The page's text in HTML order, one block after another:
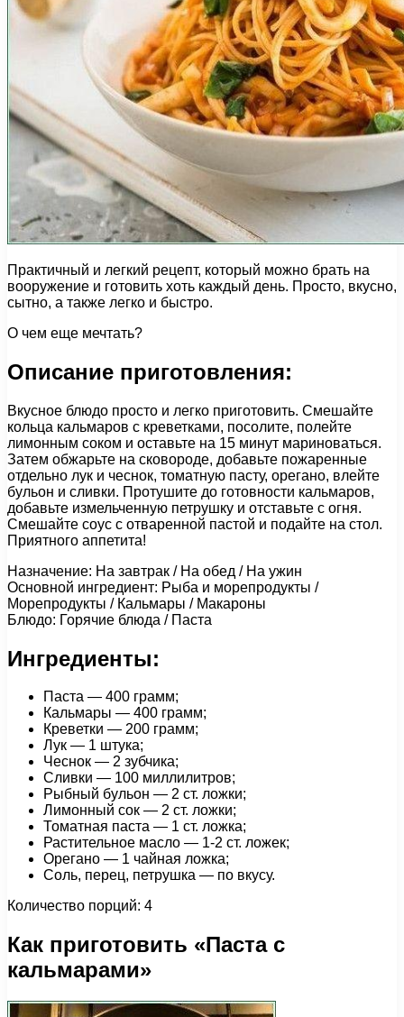
Практичный и легкий рецепт, который можно брать на
вооружение и готовить хоть каждый день. Просто, вкусно,
сытно, а также легко и быстро.
О чем еще мечтать?
Описание приготовления:
Вкусное блюдо просто и легко приготовить. Смешайте
кольца кальмаров с креветками, посолите, полейте
лимонным соком и оставьте на 15 минут мариноваться.
Затем обжарьте на сковороде, добавьте пожаренные
отдельно лук и чеснок, томатную пасту, орегано, влейте
бульон и сливки. Протушите до готовности кальмаров,
добавьте измельченную петрушку и отставьте с огня.
Смешайте соус с отваренной пастой и подайте на стол.
Приятного аппетита!
Назначение: На завтрак / На обед / На ужин
Основной ингредиент: Рыба и морепродукты /
Морепродукты / Кальмары / Макароны
Блюдо: Горячие блюда / Паста
Ингредиенты:
Паста — 400 грамм;
Кальмары — 400 грамм;
Креветки — 200 грамм;
Лук — 1 штука;
Чеснок — 2 зубчика;
Сливки — 100 миллилитров;
Рыбный бульон — 2 ст. ложки;
Лимонный сок — 2 ст. ложки;
Томатная паста — 1 ст. ложка;
Растительное масло — 1-2 ст. ложек;
Орегано — 1 чайная ложка;
Соль, перец, петрушка — по вкусу.
Количество порций: 4
Как приготовить «Паста с
кальмарами»